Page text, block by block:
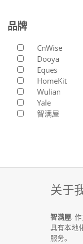
品牌
CnWise
Dooya
Eques
HomeKit
Wulian
Yale
智满屋
关于
智满屋,
具有本地
服务。